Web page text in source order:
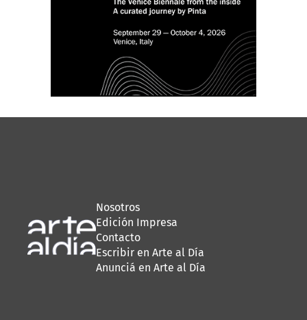
Nosotros
Edición Impresa
Contacto
Escribir en Arte al Día
Anunciá en Arte al Día